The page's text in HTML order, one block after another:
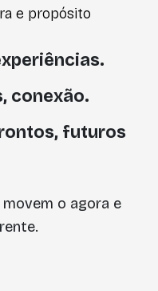
e propósito
conexão.
futuros
o agora e